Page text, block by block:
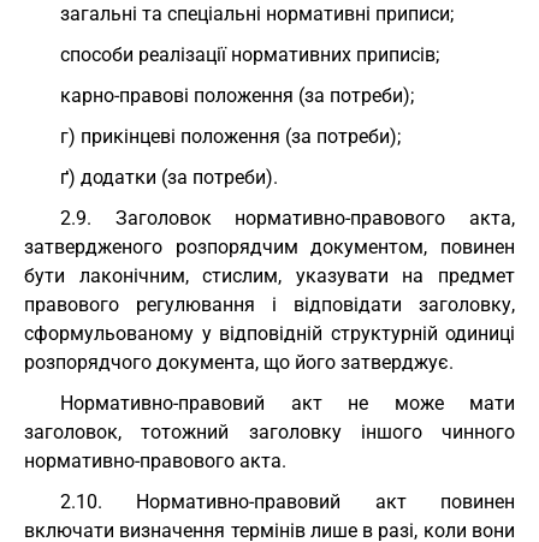
загальні та спеціальні нормативні приписи;
способи реалізації нормативних приписів;
карно-правові положення (за потреби);
г) прикінцеві положення (за потреби);
ґ) додатки (за потреби).
2.9. Заголовок нормативно-правового акта,
затвердженого розпорядчим документом, повинен
бути лаконічним, стислим, указувати на предмет
правового регулювання і відповідати заголовку,
сформульованому у відповідній структурній одиниці
розпорядчого документа, що його затверджує.
Нормативно-правовий акт не може мати
заголовок, тотожний заголовку іншого чинного
нормативно-правового акта.
2.10. Нормативно-правовий акт повинен
включати визначення термінів лише в разі, коли вони